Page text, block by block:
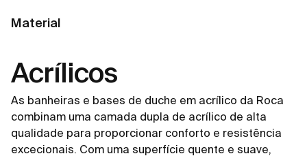
Material
Acrílicos
As banheiras e bases de duche em acrílico da Roca
combinam uma camada dupla de acrílico de alta
qualidade para proporcionar conforto e resistência
excecionais. Com uma superfície quente e suave,